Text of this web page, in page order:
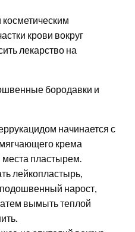
крови вокруг
лекарство на
бородавки и
начинается с
крема
места пластырем.
лейкопластырь,
нарост,
вымыть теплой